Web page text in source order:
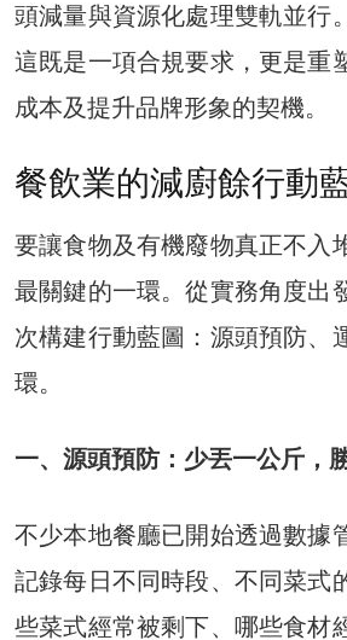
頭減量與資源化處理雙軌並行
這既是一項合規要求，更是重
成本及提升品牌形象的契機。
餐飲業的減廚餘行動
要讓食物及有機廢物真正不入
最關鍵的一環。從實務角度出
次構建行動藍圖：源頭預防、
環。
一、源頭預防：少丟一公斤，
不少本地餐廳已開始透過數據
記錄每日不同時段、不同菜式
些菜式經常被剩下、哪些食材